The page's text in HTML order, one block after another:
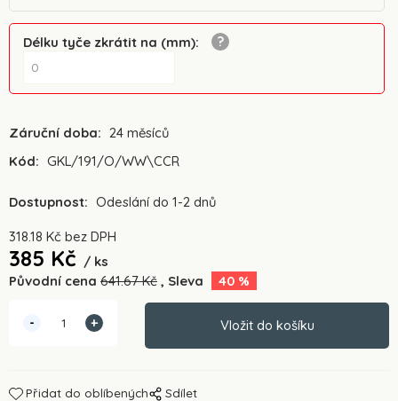
Délku tyče zkrátit na (mm):
Záruční doba: 24 měsíců
Kód: GKL/191/O/WW\CCR
Dostupnost: Odeslání do 1-2 dnů
318.18 Kč bez DPH
385 Kč
ks
Původní cena 641.67Kč Sleva 40 %
Přidat do oblíbených Sdílet